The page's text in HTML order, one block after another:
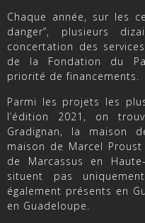
Chaque année, sur les
danger”, plusieurs
concertation des
de la Fondation du
priorité de financements.
Parmi les projets les
l’édition 2021, on
Gradignan, la maison
maison de Marcel
de Marcassus en
situent pas
également présents en
en Guadeloupe.